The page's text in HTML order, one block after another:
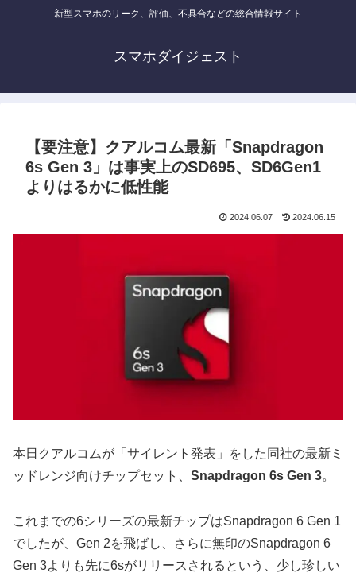
新型スマホのリーク、評価、不具合などの総合情報サイト
スマホダイジェスト
【要注意】クアルコム最新「Snapdragon
6s Gen 3」は事実上のSD695、SD6Gen1
よりはるかに低性能
2024.06.07 2024.06.15
本日クアルコムが「サイレント発表」をした同社の最新ミ
ッドレンジ向けチップセット、 Snapdragon 6s Gen 3。
これまでの6シリーズの最新チップはSnapdragon 6 Gen 1
でしたが、Gen 2を飛ばし、さらに無印のSnapdragon 6
Gen 3よりも先に6sがリリースされるという、少し珍しい